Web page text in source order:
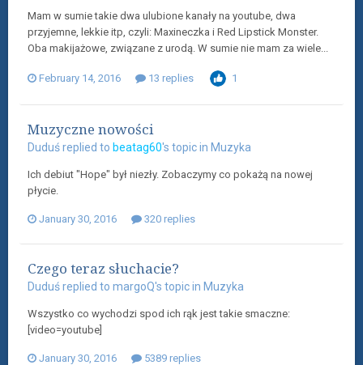
Mam w sumie takie dwa ulubione kanały na youtube, dwa
przyjemne, lekkie itp, czyli: Maxineczka i Red Lipstick Monster.
Oba makijażowe, związane z urodą. W sumie nie mam za wiele...
February 14, 2016 13 replies 1
Muzyczne nowości
Duduśreplied to beatag60's topic in Muzyka
Ich debiut "Hope" był niezły. Zobaczymy co pokażą na nowej
płycie.
January 30, 2016 320 replies
Czego teraz słuchacie?
Duduśreplied to margoQ's topic in Muzyka
Wszystko co wychodzi spod ich rąk jest takie smaczne:
[video=youtube]
January 30, 2016 5389 replies